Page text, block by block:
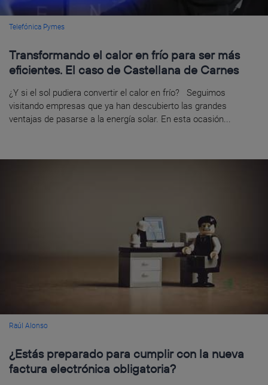
Telefónica Pymes
Transformando el calor en frío para ser más
eficientes. El caso de Castellana de Carnes
¿Y si el sol pudiera convertir el calor en frío? Seguimos
visitando empresas que ya han descubierto las grandes
ventajas de pasarse a la energía solar. En esta ocasión...
Raúl Alonso
¿Estás preparado para cumplir con la nueva
factura electrónica obligatoria?